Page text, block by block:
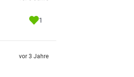
1
vor 3 Jahre